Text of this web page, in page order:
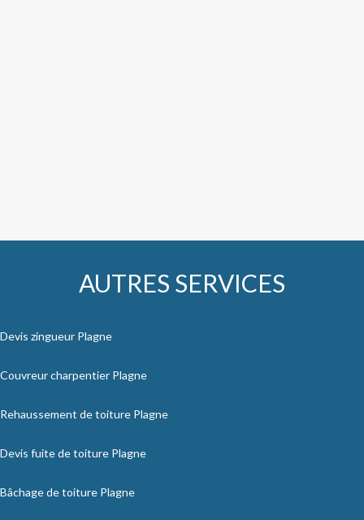
AUTRES SERVICES
Devis zingueur Plagne
Couvreur charpentier Plagne
Rehaussement de toiture Plagne
Devis fuite de toiture Plagne
Bâchage de toiture Plagne